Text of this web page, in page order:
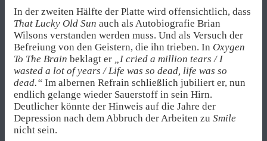
In der zweiten Hälfte der Platte wird offensichtlich, dass
That Lucky Old Sun auch als Autobiografie Brian
Wilsons verstanden werden muss. Und als Versuch der
Befreiung von den Geistern, die ihn trieben. In Oxygen
To The Brain beklagt er
„I cried a million tears / I
wasted a lot of years / Life was so dead, life was so
dead.“ Im albernen Refrain schließlich jubiliert er, nun
endlich gelange wieder Sauerstoff in sein Hirn.
Deutlicher könnte der Hinweis auf die Jahre der
Depression nach dem Abbruch der Arbeiten zu Smile
nicht sein.